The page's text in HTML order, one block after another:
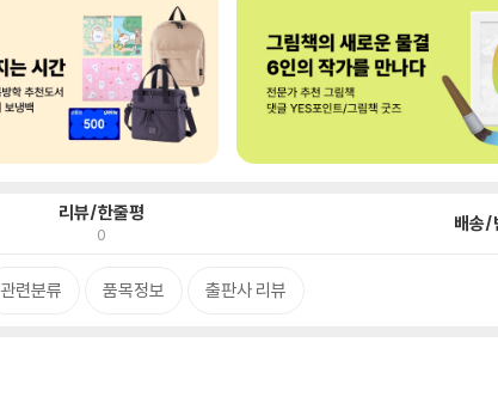
리뷰/한줄평
0 배송/
관련분류 품목정보 출판사 리뷰